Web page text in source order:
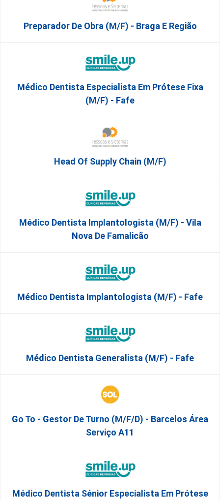
Preparador De Obra (m/f) - Braga E Região
Médico Dentista Especialista Em Prótese Fixa
(M/F) - Fafe
Head Of Supply Chain (m/f)
Médico Dentista Implantologista (M/F) - Vila
Nova De Famalicão
Médico Dentista Implantologista (M/F) - Fafe
Médico Dentista Generalista (M/F) - Fafe
Go To - Gestor De Turno (m/f/d) - Barcelos Área
Serviço A11
Médico Dentista Sénior Especialista Em Prótese